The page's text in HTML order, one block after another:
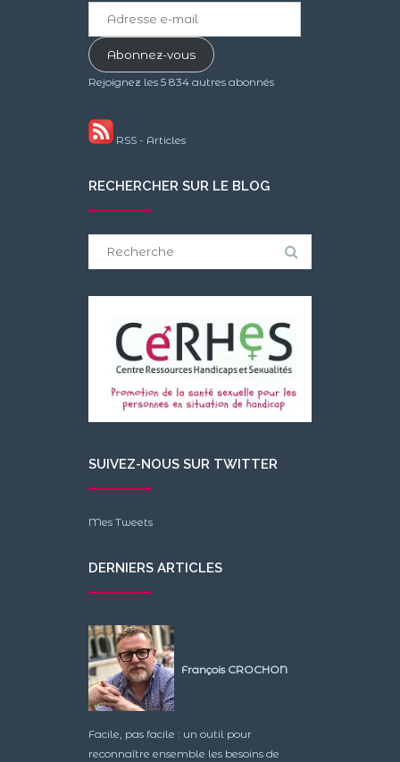
mailAbonnez-vous
Rejoignez les 5 834 autres abonnés
RSS - Articles
RECHERCHER SUR LE BLOG
SUIVEZ-NOUS SUR TWITTER
Mes Tweets
DERNIERS ARTICLES
François CROCHON
Facile, pas facile : un outil pour
reconnaître ensemble les besoins de